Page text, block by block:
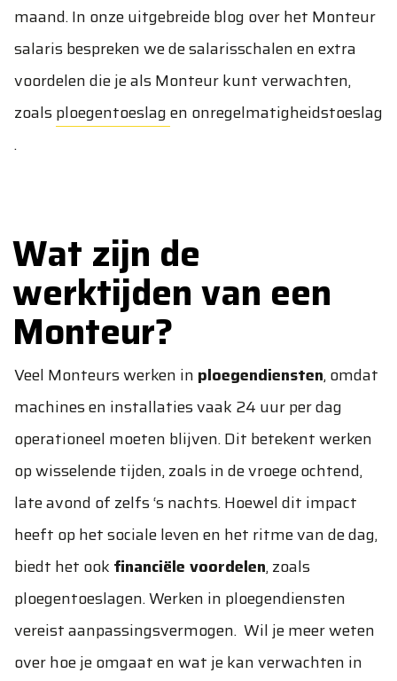
maand. In onze uitgebreide blog over het Monteur
salarisbespreken we de salarisschalen en extra
voordelen die je als Monteur kunt verwachten,
zoalsploegentoeslagen onregelmatigheidstoeslag
.
Wat zijn de
werktijden van een
Monteur?
Veel Monteurs werken in ploegendiensten, omdat
machines en installaties vaak 24 uur per dag
operationeel moeten blijven. Dit betekent werken
op wisselende tijden, zoals in de vroege ochtend,
late avond of zelfs ‘s nachts. Hoewel dit impact
heeft op het sociale leven en het ritme van de dag,
biedt het ook financiële voordelen, zoals
ploegentoeslagen. Werken in ploegendiensten
vereist aanpassingsvermogen. Wil je meer weten
over hoe je omgaat enwat je kan verwachten in